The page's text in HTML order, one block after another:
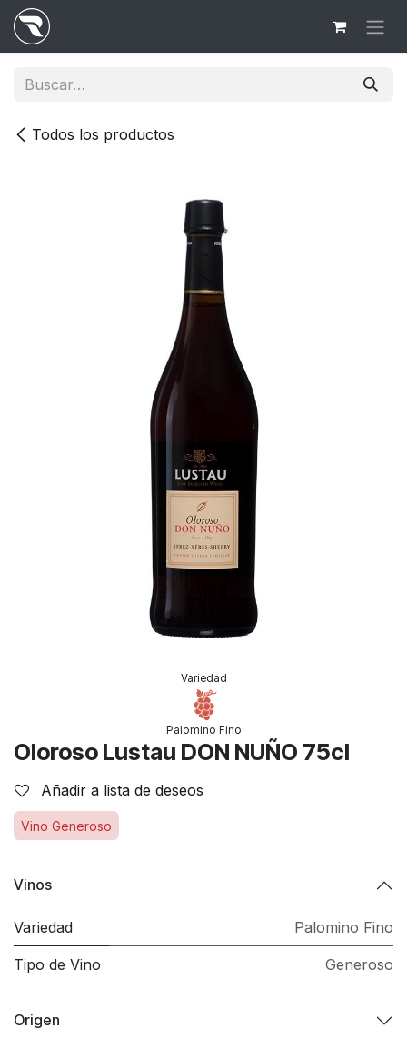
Ir al contenido
Todos los productos
Variedad
Palomino Fino
Oloroso Lustau DON NUÑO 75cl
Añadir a lista de deseos
Vino Generoso
Vinos
Variedad Palomino Fino
Tipo de Vino Generoso
Origen